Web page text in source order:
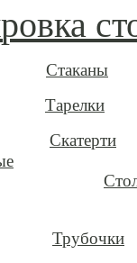
Стаканы
Тарелки
Скатерти
Трубочки